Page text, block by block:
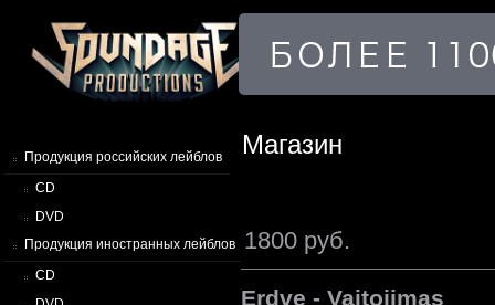
Продукция российских лейблов
CD
DVD
Продукция иностранных лейблов
CD
Магазин
1800 руб.
Erdve - Vaitojimas